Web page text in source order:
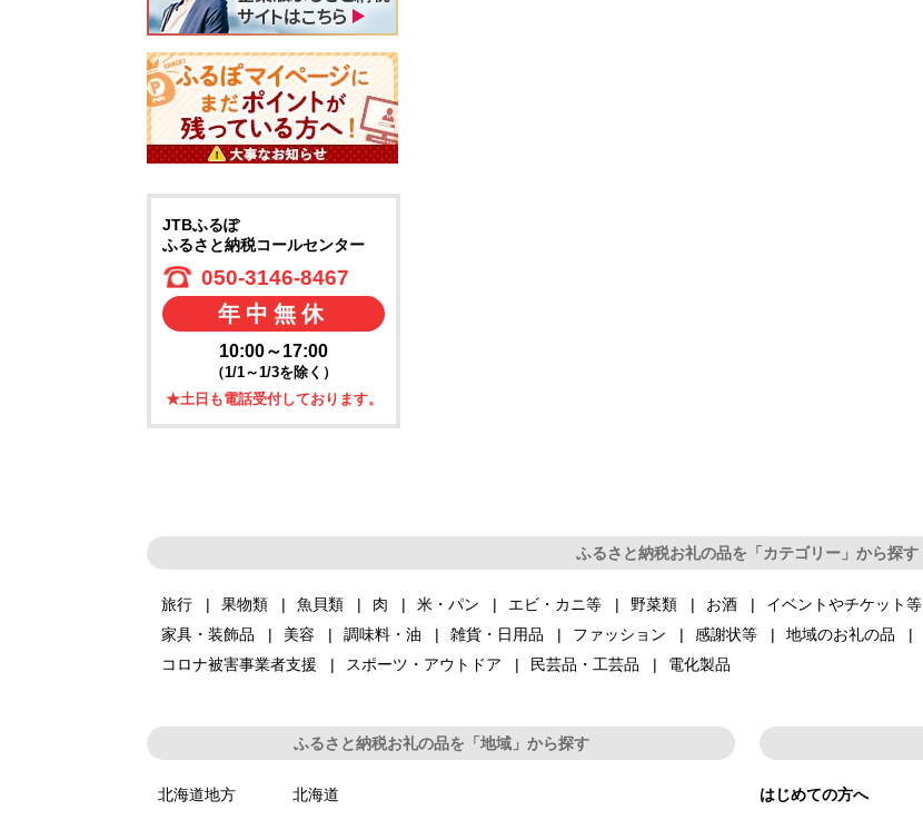
JTBふるぽ
ふるさと納税コールセンター
050-3146-8467
年中無休
10:00～17:00
（1/1～1/3を除く）
★土日も電話受付しております。
ふるさと納税お礼の品を「カテゴリー」から探す
旅行 果物類 魚貝類 肉 米・パン エビ・カニ等 野菜類 お酒 イベントやチケット等
家具・装飾品
美容 調味料・油 雑貨・日用品 ファッション 感謝状等 地域のお礼の品
コロナ被害事業者支援
スポーツ・アウトドア 民芸品・工芸品 電化製品
ふるさと納税お礼の品を「地域」から探す
北海道地方 北海道
はじめての方へ